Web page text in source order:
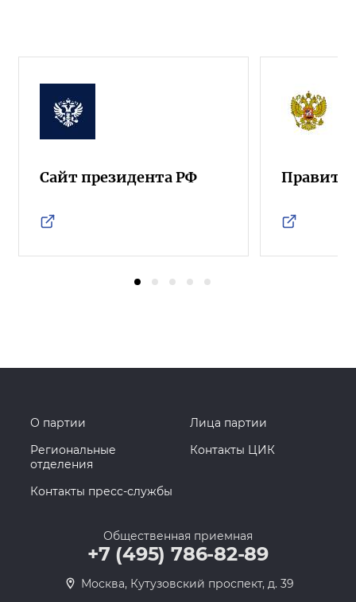
Сайт президента РФ
О партии
Лица партии
Региональные
отделения
Контакты ЦИК
Контакты пресс-службы
Общественная приемная
+7 (495) 786-82-89
Москва, Кутузовский проспект, д. 39